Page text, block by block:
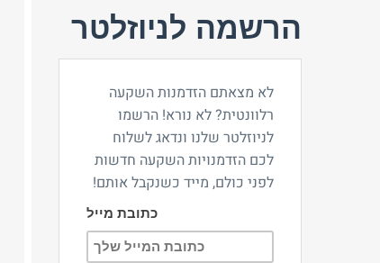
הרשמה לניוזלטר
לא מצאתם הזדמנות השקעה
רלוונטית? לא נורא! הרשמו
לניוזלטר שלנו ונדאג לשלוח
לכם הזדמנויות השקעה חדשות
לפני כולם, מייד כשנקבל אותם!
כתובת מייל